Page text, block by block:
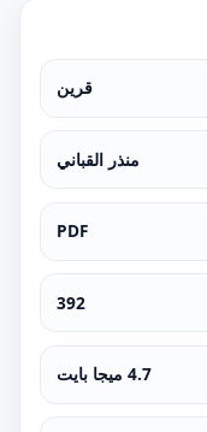
قرين
منذر القباني
PDF
392
4.7 ميجا بايت